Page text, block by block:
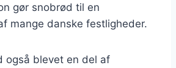
gør snobrød til en
mange danske festligheder.
også blevet en del af